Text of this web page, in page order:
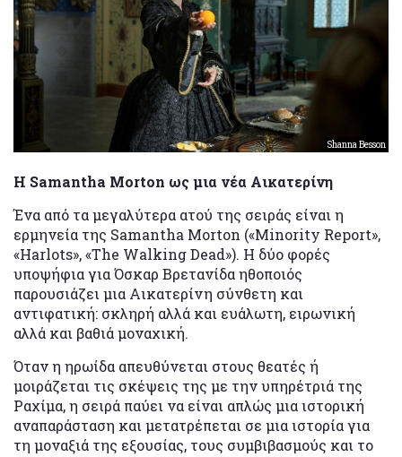
Shanna Besson
Η Samantha Morton ως μια νέα Αικατερίνη
Ένα από τα μεγαλύτερα ατού της σειράς είναι η
ερμηνεία της Samantha Morton («Minority Report»,
«Harlots», «The Walking Dead»). Η δύο φορές
υποψήφια για Όσκαρ Βρετανίδα ηθοποιός
παρουσιάζει μια Αικατερίνη σύνθετη και
αντιφατική: σκληρή αλλά και ευάλωτη, ειρωνική
αλλά και βαθιά μοναχική.
Όταν η ηρωίδα απευθύνεται στους θεατές ή
μοιράζεται τις σκέψεις της με την υπηρέτριά της
Ραχίμα, η σειρά παύει να είναι απλώς μια ιστορική
αναπαράσταση και μετατρέπεται σε μια ιστορία για
τη μοναξιά της εξουσίας, τους συμβιβασμούς και το